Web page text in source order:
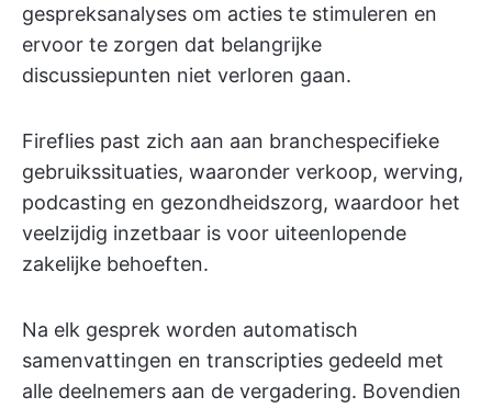
gespreksanalyses om acties te stimuleren en
ervoor te zorgen dat belangrijke
discussiepunten niet verloren gaan.
Fireflies past zich aan aan branchespecifieke
gebruikssituaties, waaronder verkoop, werving,
podcasting en gezondheidszorg, waardoor het
veelzijdig inzetbaar is voor uiteenlopende
zakelijke behoeften.
Na elk gesprek worden automatisch
samenvattingen en transcripties gedeeld met
alle deelnemers aan de vergadering. Bovendien